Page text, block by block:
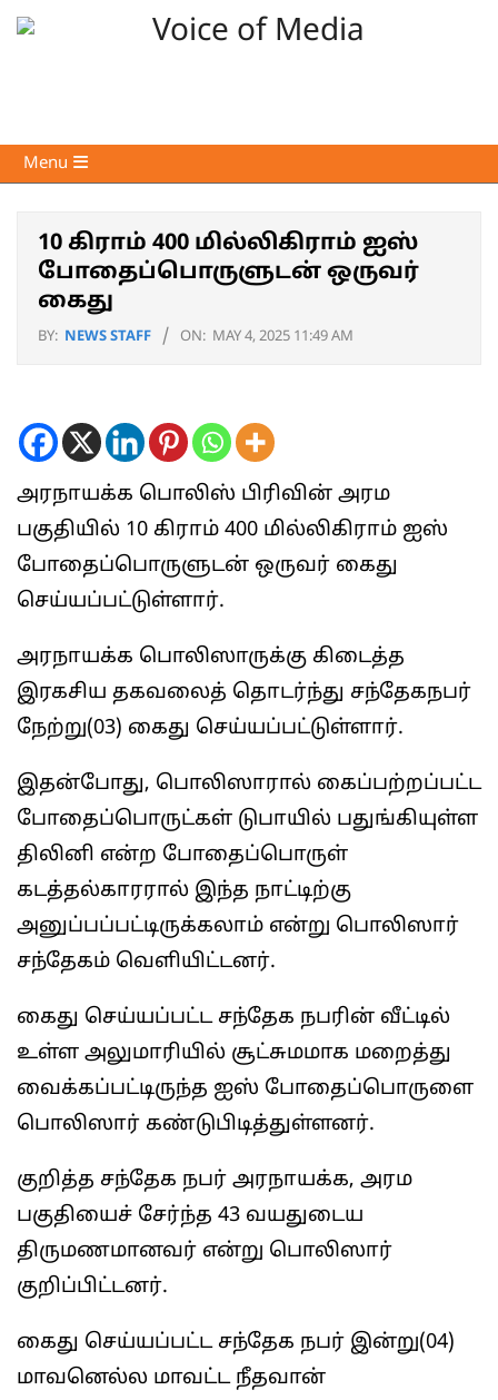
Skip
Voice
of
Primary
Navigation
Menu
10 கிராம் 400 மில்லிகிராம் ஐஸ்
போதைப்பொருளுடன் ஒருவர்
கைது
BY: NEWS STAFF ON: MAY 4, 2025 11:49 AM
அரநாயக்க பொலிஸ் பிரிவின் அரம
பகுதியில் 10 கிராம் 400 மில்லிகிராம் ஐஸ்
போதைப்பொருளுடன் ஒருவர் கைது
செய்யப்பட்டுள்ளார்.
அரநாயக்க பொலிஸாருக்கு கிடைத்த
இரகசிய தகவலைத் தொடர்ந்து சந்தேகநபர்
நேற்று(03) கைது செய்யப்பட்டுள்ளார்.
இதன்போது, பொலிஸாரால் கைப்பற்றப்பட்ட
போதைப்பொருட்கள் டுபாயில் பதுங்கியுள்ள
திலினி என்ற போதைப்பொருள்
கடத்தல்காரரால் இந்த நாட்டிற்கு
அனுப்பப்பட்டிருக்கலாம் என்று பொலிஸார்
சந்தேகம் வௌியிட்டனர்.
கைது செய்யப்பட்ட சந்தேக நபரின் வீட்டில்
உள்ள அலுமாரியில் சூட்சுமமாக மறைத்து
வைக்கப்பட்டிருந்த ஐஸ் போதைப்பொருளை
பொலிஸார் கண்டுபிடித்துள்ளனர்.
குறித்த சந்தேக நபர் அரநாயக்க, அரம
பகுதியைச் சேர்ந்த 43 வயதுடைய
திருமணமானவர் என்று பொலிஸார்
குறிப்பிட்டனர்.
கைது செய்யப்பட்ட சந்தேக நபர் இன்று(04)
மாவனெல்ல மாவட்ட நீதவான்